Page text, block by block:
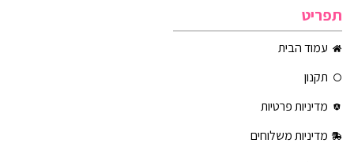
תפריט
עמוד הבית
תקנון
מדיניות פרטיות
מדיניות משלוחים